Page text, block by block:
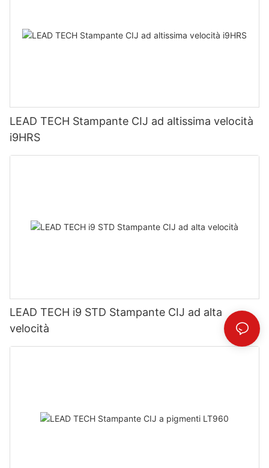
LEAD TECH Stampante CIJ ad altissima velocità
i9HRS
LEAD TECH i9 STD Stampante CIJ ad alta
velocità